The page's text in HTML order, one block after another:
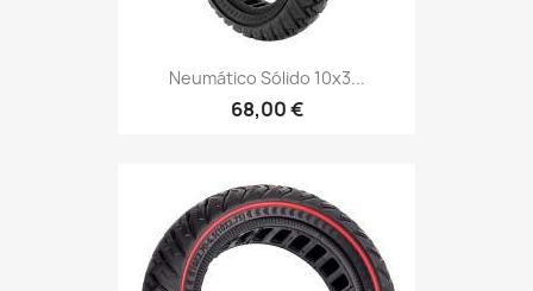
Neumático Sólido 10x3...
68,00 €